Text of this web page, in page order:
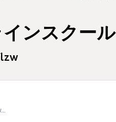
ンスクー